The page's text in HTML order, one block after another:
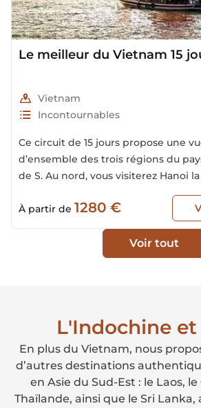
Le meilleur du Vietnam 15
Vietnam
Incontournables
Ce circuit de 15 jours propose une
d’ensemble des trois régions du
de S. Au nord, vous visiterez Hanoi
millénaire et la baie d’Halong
terrestre, et ferez aussi une
splendides montagnes de Sapa. Au
explorerez l’ancienne cité impériale
vieille ville de Hoi An, avant de clore
À partir de 1280 €
Voir tout
L'Indochine et
En plus du Vietnam, nous
d’autres destinations
en Asie du Sud-Est : le Laos,
Thaïlande, ainsi que le Sri Lanka,